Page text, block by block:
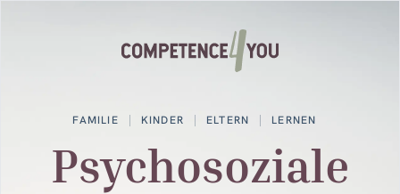
FAMILIE KINDER ELTERN LERNEN
Psychosoziale